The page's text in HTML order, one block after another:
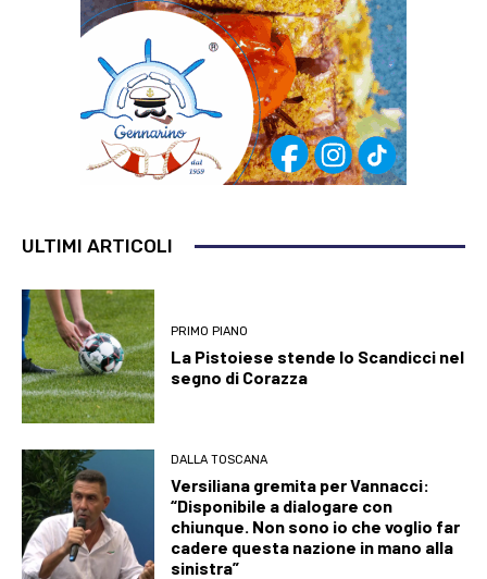
ULTIMI ARTICOLI
PRIMO PIANO
La Pistoiese stende lo Scandicci nel
segno di Corazza
DALLA TOSCANA
Versiliana gremita per Vannacci:
“Disponibile a dialogare con
chiunque. Non sono io che voglio far
cadere questa nazione in mano alla
sinistra”